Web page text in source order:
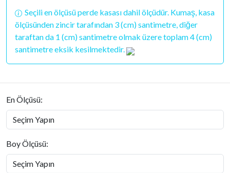
Seçili en ölçüsü perde kasası dahil ölçüdür. Kumaş, kasa
ölçüsünden zincir tarafından 3 (cm) santimetre, diğer
taraftan da 1 (cm) santimetre olmak üzere toplam 4 (cm)
santimetre eksik kesilmektedir.
En Ölçüsü:
Boy Ölçüsü: